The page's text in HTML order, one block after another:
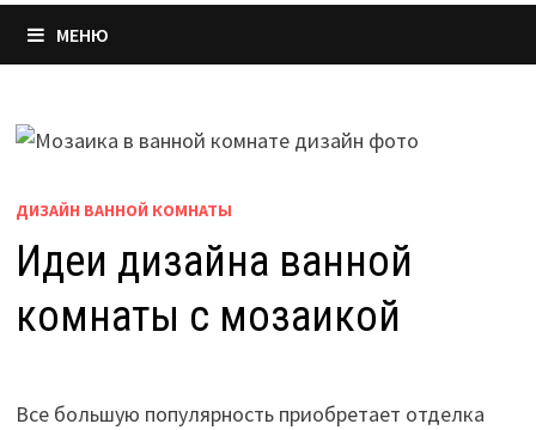
МЕНЮ
ДИЗАЙН ВАННОЙ КОМНАТЫ
Идеи дизайна ванной
комнаты с мозаикой
Все большую популярность приобретает отделка